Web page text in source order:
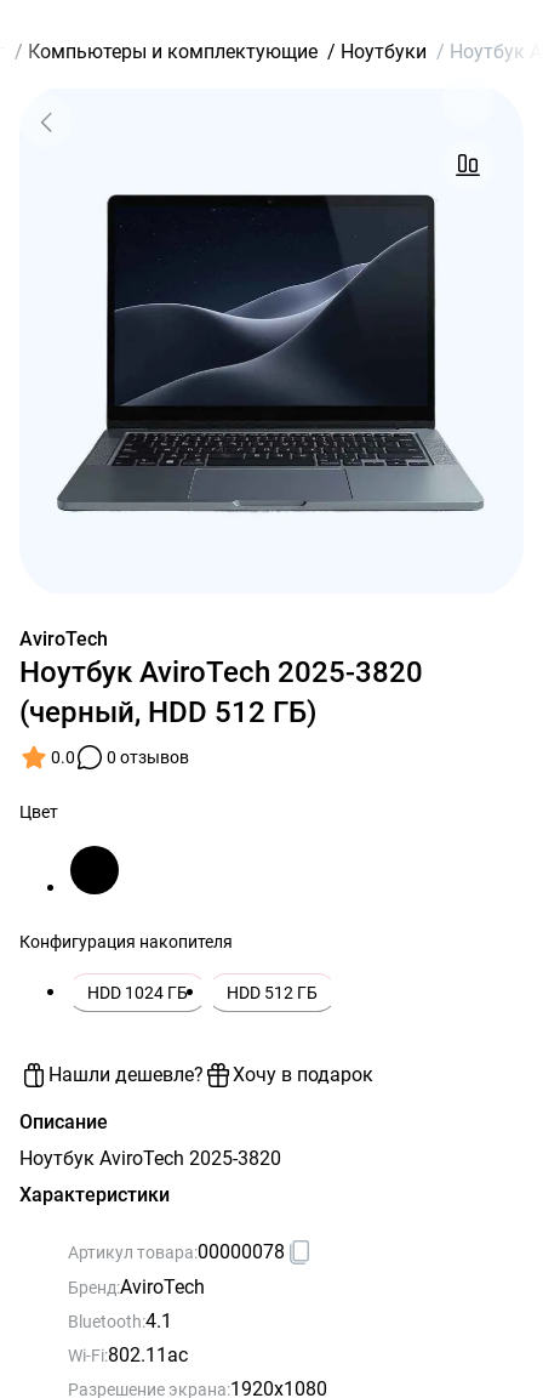
/ Компьютеры и комплектующие / Ноутбуки / Ноутбук
AviroTech
Ноутбук AviroTech 2025-3820
(черный, HDD 512 ГБ)
0.0 0 отзывов
Цвет
Конфигурация накопителя
HDD 1024 ГБ HDD 512 ГБ
Нашли дешевле? Хочу в подарок
Описание
Ноутбук AviroTech 2025-3820
Характеристики
Артикул товара:00000078
Бренд:AviroTech
Bluetooth:4.1
Wi-Fi:802.11ac
Разрешение экрана:1920x1080